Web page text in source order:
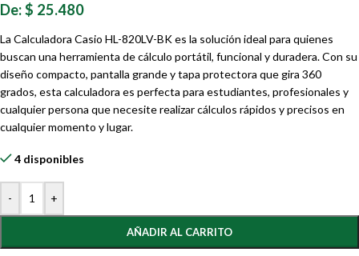
De:$ 25.480
La Calculadora Casio HL-820LV-BK es la solución ideal para quienes
buscan una herramienta de cálculo portátil, funcional y duradera. Con su
diseño compacto, pantalla grande y tapa protectora que gira 360
grados, esta calculadora es perfecta para estudiantes, profesionales y
cualquier persona que necesite realizar cálculos rápidos y precisos en
cualquier momento y lugar.
4 disponibles
- +
AÑADIR AL CARRITO